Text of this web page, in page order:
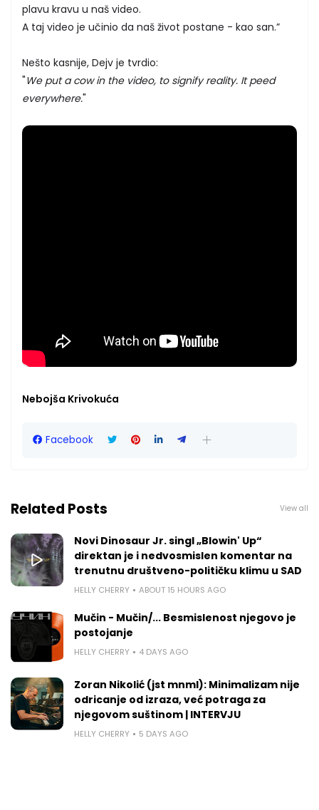
plavu kravu u naš video.
A taj video je učinio da naš život postane - kao san.”
Nešto kasnije, Dejv je tvrdio:
"We put a cow in the video, to signify reality. It peed
everywhere."
Nebojša Krivokuća
Facebook
Related Posts View all
Novi Dinosaur Jr. singl „Blowin' Up“
direktan je i nedvosmislen komentar na
trenutnu društveno-političku klimu u SAD
HELLY CHERRY ABOUT 15 HOURS AGO
Mučin - Mučin/... Besmislenost njegovo je
postojanje
HELLY CHERRY 4 DAYS AGO
Zoran Nikolić (jst mnml): Minimalizam nije
odricanje od izraza, već potraga za
njegovom suštinom | INTERVJU
HELLY CHERRY 5 DAYS AGO